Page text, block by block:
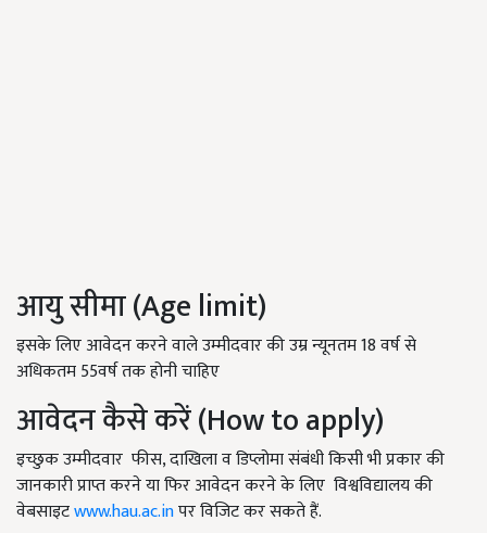
आयु सीमा (Age limit)
इसके लिए आवेदन करने वाले उम्मीदवार की उम्र न्यूनतम 18 वर्ष से
अधिकतम 55वर्ष तक होनी चाहिए
आवेदन कैसे करें (How to apply)
इच्छुक उम्मीदवार फीस, दाखिला व डिप्लोमा संबंधी किसी भी प्रकार की
जानकारी प्राप्त करने या फिर आवेदन करने के लिए विश्वविद्यालय की
वेबसाइटwww.hau.ac.inपर विजिट कर सकते हैं.